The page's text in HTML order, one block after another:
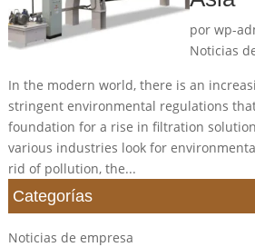
por wp-
Noticias
In the modern world, there is an
stringent environmental regulations
foundation for a rise in filtration
various industries look for
rid of pollution, the...
Categorías
Noticias de empresa